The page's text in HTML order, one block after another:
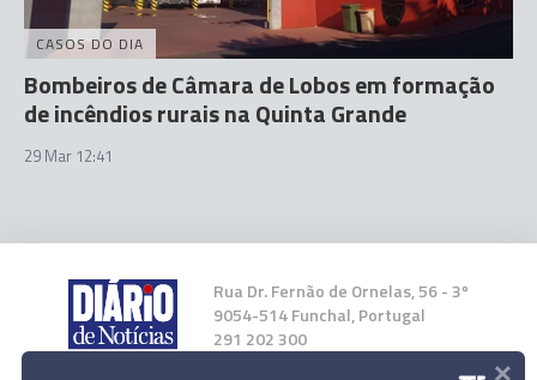
CASOS DO DIA
Bombeiros de Câmara de Lobos em formação
de incêndios rurais na Quinta Grande
29 Mar 12:41
Rua Dr. Fernão de Ornelas, 56 - 3º
9054-514 Funchal, Portugal
291 202 300